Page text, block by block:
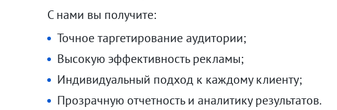
С нами вы получите:
Точное таргетирование аудитории;
Высокую эффективность рекламы;
Индивидуальный подход к каждому клиенту;
Прозрачную отчетность и аналитику результатов.